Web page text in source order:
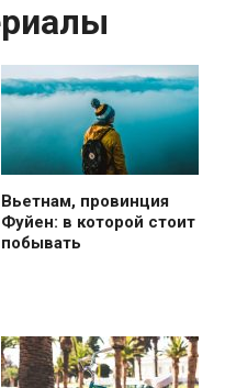
Вьетнам, провинция
Фуйен: в которой стоит
побывать